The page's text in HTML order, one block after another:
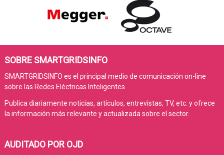
SOBRE SMARTGRIDSINFO
SMARTGRIDSINFO es el principal medio de comunicación on-line
sobre las Redes Eléctricas Inteligentes.
Publica diariamente noticias, artículos, entrevistas, TV, etc. y ofrece
la información más relevante y actualizada sobre el sector.
AUDITADO POR OJD